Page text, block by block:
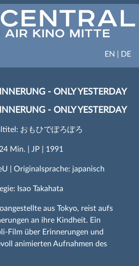
EN | DE
- ONLY YESTERDAY
- ONLY YESTERDAY
おもひでぽろぽろ
Min. | JP | 1991
| Originalsprache: japanisch
Isao Takahata
aus Tokyo, reist aufs
an ihre Kindheit. Ein
Film über Erinnerungen und
animierten Aufnahmen des